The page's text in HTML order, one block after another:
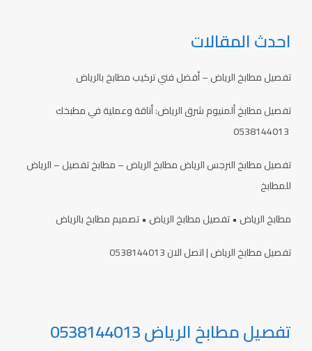
احدث المقالات
تفصيل مطابخ الرياض – أفضل فني تركيب مطابخ بالرياض
تفصيل مطابخ ألمنيوم شرق الرياض: أناقة وعملية في مطبخك
تفصيل مطابخ النرجس الرياض مطابخ الرياض – مطابخ تفصيل – الرياض
للمطابخ
مطابخ الرياض • تفصيل مطابخ الرياض • تصميم مطابخ بالرياض
تفصيل مطابخ الرياض | اتصل الان 0538144013
تفصيل مطابخ الرياض 0538144013